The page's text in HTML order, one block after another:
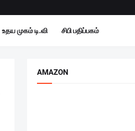
உதய முகம் டி.வி சிபி பதிப்பகம்
AMAZON